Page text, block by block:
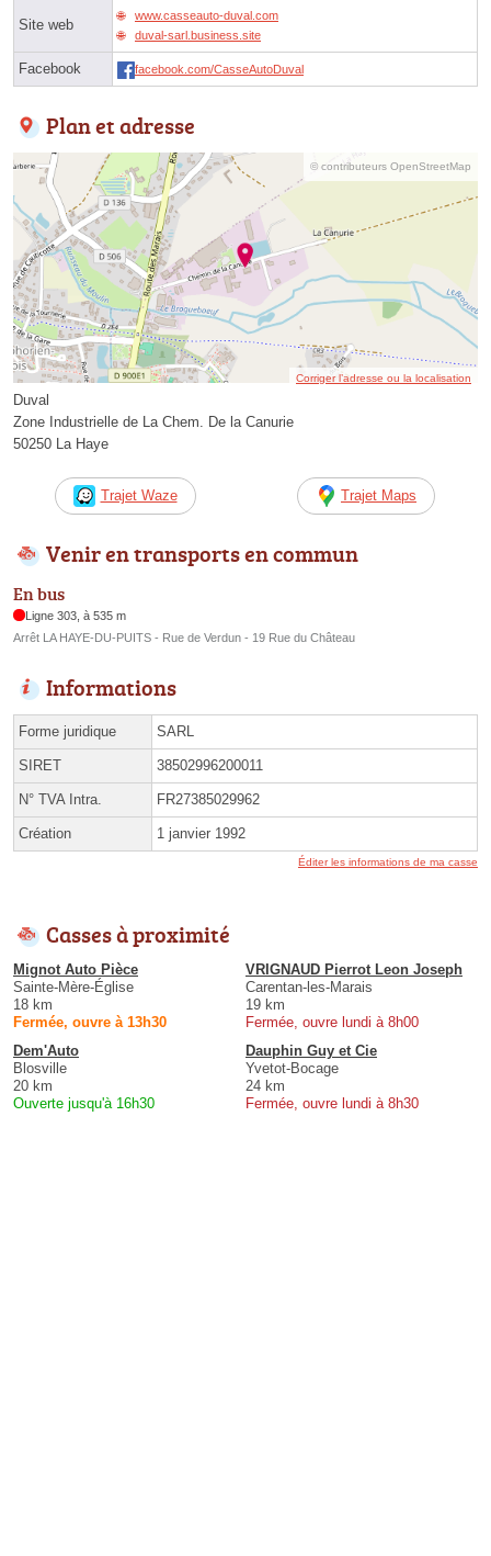
Site web
www.casseauto-duval.com
duval-sarl.business.site
Facebook facebook.com/CasseAutoDuval
Plan et adresse
© contributeurs OpenStreetMap
Corriger l’adresse ou la localisation
Duval
Zone Industrielle de La Chem. De la Canurie
50250 La Haye
Trajet Waze Trajet Maps
Venir en transports en commun
En bus
Ligne 303, à 535 m
Arrêt LA HAYE-DU-PUITS - Rue de Verdun - 19 Rue du Château
Informations
Forme juridique SARL
SIRET 38502996200011
N° TVA Intra. FR27385029962
Création 1 janvier 1992
Éditer les informations de ma casse
Casses à proximité
Mignot Auto Pièce
Sainte-Mère-Église
18 km
Fermée, ouvre à 13h30
VRIGNAUD Pierrot Leon Joseph
Carentan-les-Marais
19 km
Fermée, ouvre lundi à 8h00
Dem'Auto
Blosville
20 km
Ouverte jusqu'à 16h30
Dauphin Guy et Cie
Yvetot-Bocage
24 km
Fermée, ouvre lundi à 8h30